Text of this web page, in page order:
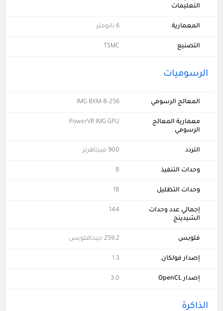
التعليمات
المعمارية 6 نانومتر
التصنيع TSMC
الرسوميات
المعالج الرسومي IMG BXM-8-256
معمارية المعالج
الرسومي
PowerVR IMG GPU
التردد 900 ميجاهرتز
وحدات التنفيذ 8
وحدات التظليل 18
إجمالي عدد وحدات
الشيدينج
144
فلوبس 259.2 جيجافلوبس
إصدار فولكان 1.3
إصدار OpenCL 3.0
الذاكرة